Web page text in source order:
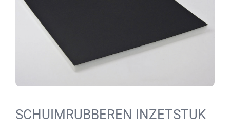
SCHUIMRUBBEREN INZETSTUK